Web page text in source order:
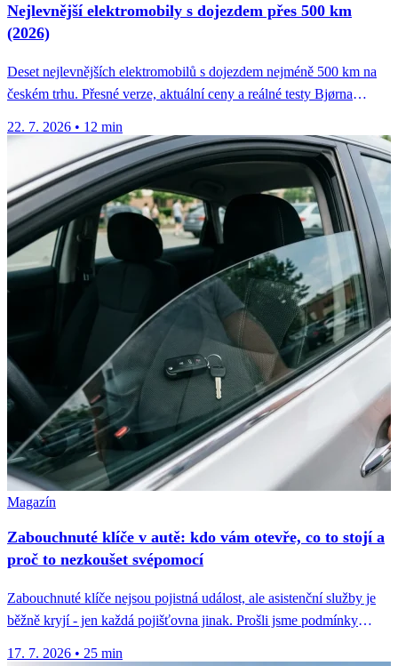
Nejlevnější elektromobily s dojezdem přes 500 km
(2026)
Deset nejlevnějších elektromobilů s dojezdem nejméně 500 km na
českém trhu. Přesné verze, aktuální ceny a reálné testy Bjørna
22. 7. 2026 • 12 min
Magazín
Zabouchnuté klíče v autě: kdo vám otevře, co to stojí a
proč to nezkoušet svépomocí
Zabouchnuté klíče nejsou pojistná událost, ale asistenční služby je
běžně kryjí - jen každá pojišťovna jinak. Prošli jsme podmínky
17. 7. 2026 • 25 min